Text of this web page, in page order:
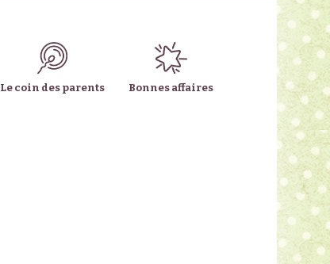
Le coin des parents Bonnes affaires